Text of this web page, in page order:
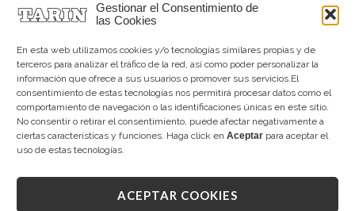
Gestionar el Consentimiento de
las Cookies
En esta web utilizamos cookies y/o tecnologías similares propias y de
terceros para analizar el tráfico de la red, así como poder personalizar la
información que ofrece a sus usuarios o promover sus servicios.El
consentimiento de estas tecnologías nos permitirá procesar datos como el
comportamiento de navegación o las identificaciones únicas en este sitio.
No consentir o retirar el consentimiento, puede afectar negativamente a
ciertas características y funciones. Haga click en Aceptar para aceptar el
uso de estas tecnologías.
ACEPTAR COOKIES
Diamantes
1.990,00€